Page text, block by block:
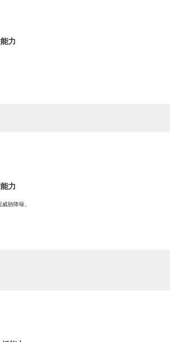
力
力
胁降噪。